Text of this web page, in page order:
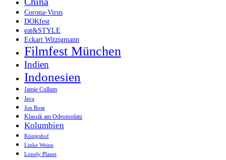
Corona-Virus
DOKfest
eat&STYLE
Eckart Witzigmann
Filmfest München
Indien
Indonesien
Jamie Cullum
Java
Jon Rose
Klassik am Odeonsplatz
Kolumbien
Königshof
Linke Weine
Lonely Planet